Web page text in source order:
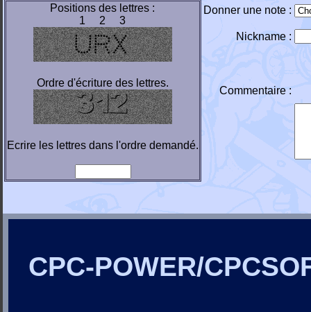
Positions des lettres :
1 2 3
Ordre d'écriture des lettres.
Ecrire les lettres dans l'ordre demandé.
Donner une note :
Nickname :
Commentaire :
CPC-POWER/